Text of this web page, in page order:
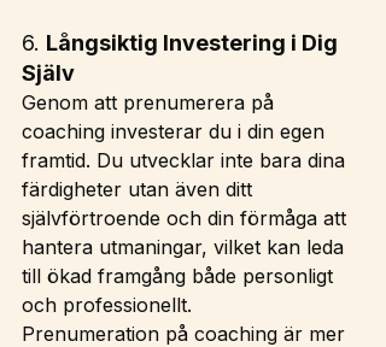
6. Långsiktig Investering i Dig
Själv
Genom att prenumerera på
coaching investerar du i din egen
framtid. Du utvecklar inte bara dina
färdigheter utan även ditt
självförtroende och din förmåga att
hantera utmaningar, vilket kan leda
till ökad framgång både personligt
och professionellt.
Prenumeration på coaching är mer